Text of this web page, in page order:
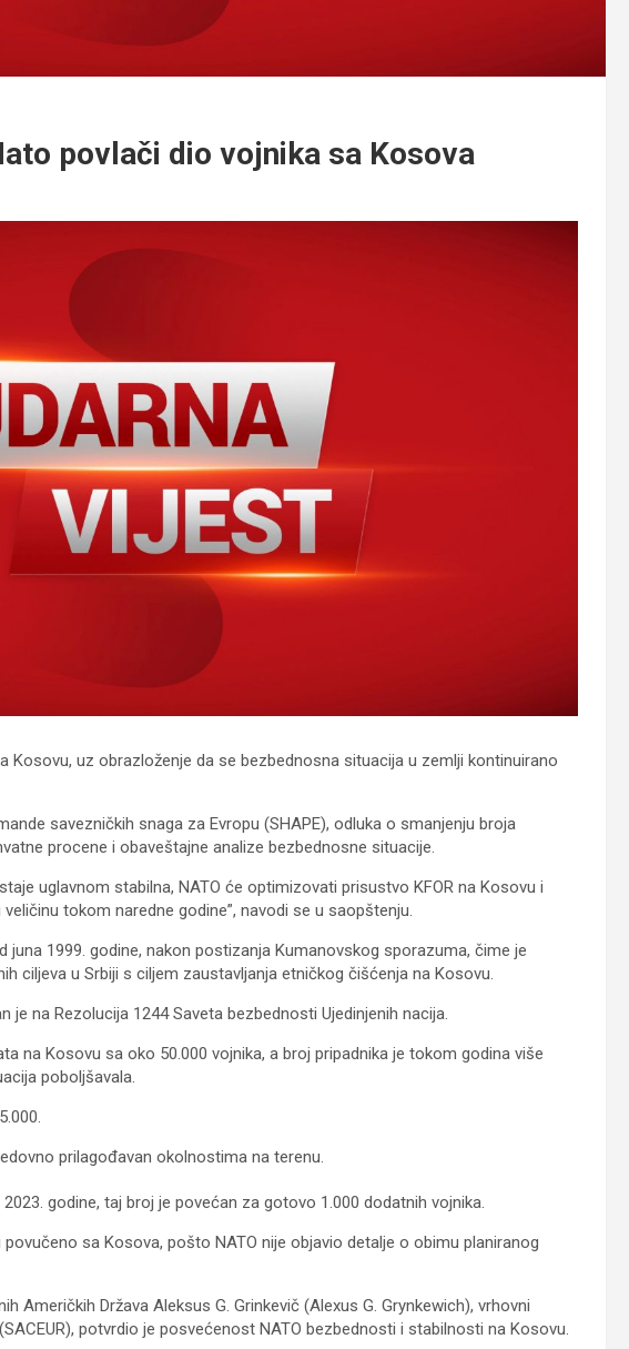
povlači dio vojnika sa Kosova
Kosovu, uz obrazloženje da se bezbednosna situacija u zemlji kontinuirano
savezničkih snaga za Evropu (SHAPE), odluka o smanjenju broja
procene i obaveštajne analize bezbednosne situacije.
uglavnom stabilna, NATO će optimizovati prisustvo KFOR na Kosovu i
tokom naredne godine”, navodi se u saopštenju.
juna 1999. godine, nakon postizanja Kumanovskog sporazuma, čime je
ciljeva u Srbiji s ciljem zaustavljanja etničkog čišćenja na Kosovu.
je na Rezolucija 1244 Saveta bezbednosti Ujedinjenih nacija.
na Kosovu sa oko 50.000 vojnika, a broj pripadnika je tokom godina više
poboljšavala.
prilagođavan okolnostima na terenu.
godine, taj broj je povećan za gotovo 1.000 dodatnih vojnika.
sa Kosova, pošto NATO nije objavio detalje o obimu planiranog
Američkih Država Aleksus G. Grinkevič (Alexus G. Grynkewich), vrhovni
potvrdio je posvećenost NATO bezbednosti i stabilnosti na Kosovu.